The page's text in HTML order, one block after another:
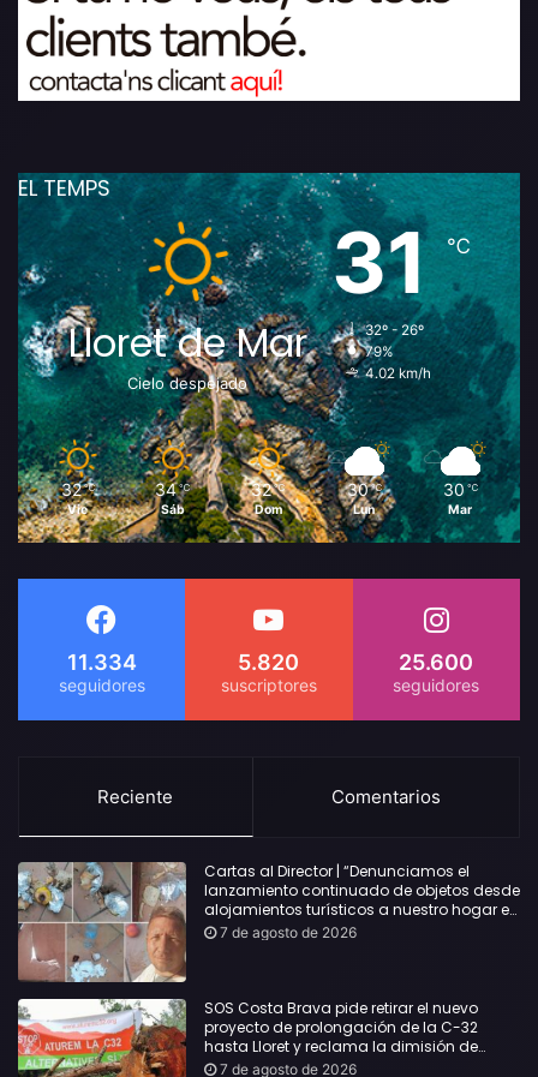
EL TEMPS
Lloret de Mar
Cielo despejado
31℃
32º - 26º
79%
4.02 km/h
32 ℃
Vie
34 ℃
Sáb
32 ℃
Dom
30 ℃
Lun
30 ℃
Mar
11.334 5.820 25.600
Reciente Comentarios
Cartas al Director | “Denunciamos el
lanzamiento continuado de objetos desde
alojamientos turísticos a nuestro hogar en
Lloret: Podría haber causado una
7 de agosto de 2026
SOS Costa Brava pide retirar el nuevo
proyecto de prolongación de la C-32
hasta Lloret y reclama la dimisión de
Sílvia Paneque
7 de agosto de 2026